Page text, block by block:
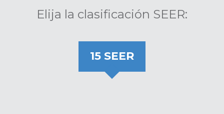
Elija la clasificación SEER:
15 SEER